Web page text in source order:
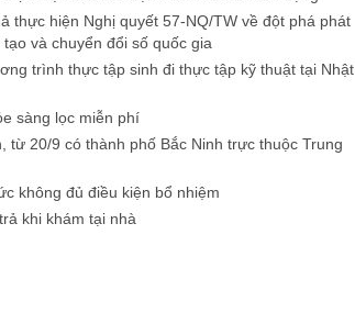
thực hiện Nghị quyết 57-NQ/TW về đột phá phát
và chuyển đổi số quốc gia
trình thực tập sinh đi thực tập kỹ thuật tại Nhật
sàng lọc miễn phí
20/9 có thành phố Bắc Ninh trực thuộc Trung
không đủ điều kiện bổ nhiệm
khi khám tại nhà